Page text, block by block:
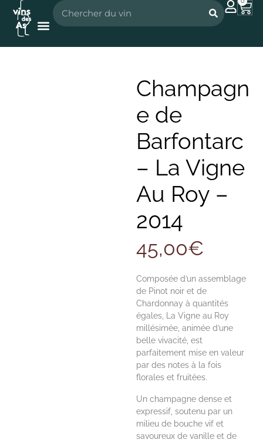
Champagn
e de
Barfontarc
– La Vigne
Au Roy –
2014
45,00€
Composée d’un assemblage
de Pinot noir et de
Chardonnay à quantités
égales, La Vigne au Roy
millésimée, animée d’une
belle vivacité, est
parfaitement mise en valeur
par des notes à la fois
florales et fruitées.
Un champagne dense et
expressif, soutenu par un
milieu de bouche vif et
savoureux de vanille et de